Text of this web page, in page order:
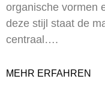
organische vormen
deze stijl staat de
centraal….
MEHR ERFAHREN